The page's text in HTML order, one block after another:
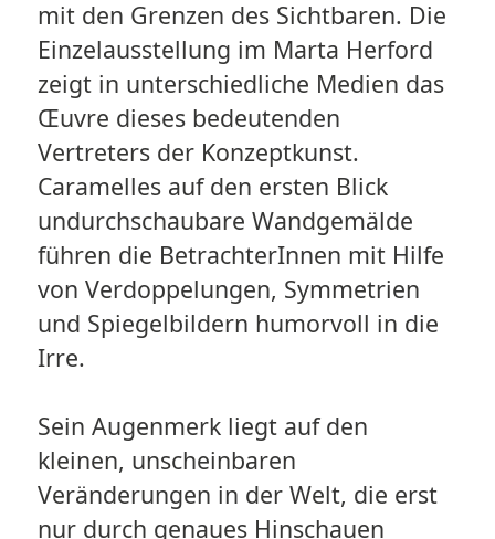
mit den Grenzen des Sichtbaren. Die
Einzelausstellung im Marta Herford
zeigt in unterschiedliche Medien das
Œuvre dieses bedeutenden
Vertreters der Konzeptkunst.
Caramelles auf den ersten Blick
undurchschaubare Wandgemälde
führen die BetrachterInnen mit Hilfe
von Verdoppelungen, Symmetrien
und Spiegelbildern humorvoll in die
Irre.
Sein Augenmerk liegt auf den
kleinen, unscheinbaren
Veränderungen in der Welt, die erst
nur durch genaues Hinschauen